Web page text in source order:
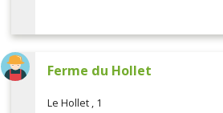
Ferme du Hollet
Le Hollet , 1